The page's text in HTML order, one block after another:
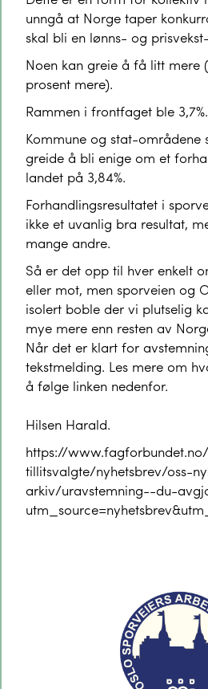
unngå at Norge taper
skal bli en lønns- og
Noen kan greie å få litt mere
prosent mere).
Rammen i frontfaget ble 3,7%.
Kommune og stat-områdene
greide å bli enige om et
landet på 3,84%.
Forhandlingsresultatet i
ikke et uvanlig bra resultat,
mange andre.
Så er det opp til hver enkelt
eller mot, men sporveien og
isolert boble der vi plutselig
mye mere enn resten av
Når det er klart for
tekstmelding. Les mere om
å følge linken nedenfor.
Hilsen Harald.
https://
tillitsvalgte/nyhetsbrev/oss-
arkiv/uravstemning--du-